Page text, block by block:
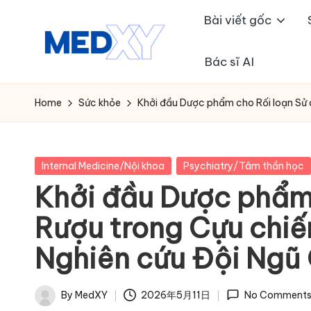
M
e
x
y
A
I
Bài viết gốc
Bác sĩ AI
Home Sức khỏe Khởi đầu Dược phẩm cho Rối loạn
Posted
Internal Medicine/Nội khoa Psychiatry/Tâm thần học
Khởi đầu Dược
Rượu trong Cựu
Nghiên cứu Đội Ngũ
Posted
By MedXY 2026年5月11日 No Comments